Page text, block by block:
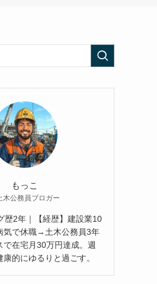
もっこ
木公務員ブロガー
歴2年｜【経歴】建設業10
で休職→土木公務員3年
在宅月30万円達成。週
康的にゆるりと過ごす。